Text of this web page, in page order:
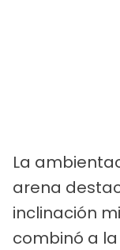
La
arena
inclinación
combinó a